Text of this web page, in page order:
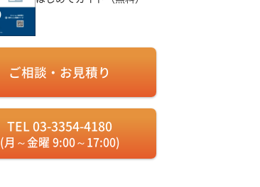
ご相談・お見積り
TEL 03-3354-4180
(月～金曜 9:00～17:00)